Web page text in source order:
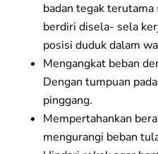
badan tegak
berdiri disela- sela
posisi duduk dalam
Mengangkat beban
Dengan tumpuan
pinggang.
Mempertahankan
mengurangi beban